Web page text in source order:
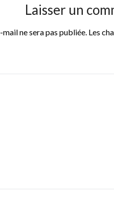
Laisser un
ne sera pas publiée. Les